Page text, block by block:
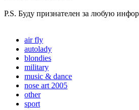
P.S. Буду признателен за любую
air fly
autolady
blondies
military
music & dance
nose art 2005
other
sport